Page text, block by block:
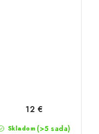
Skladom (>5 sada)
12 €